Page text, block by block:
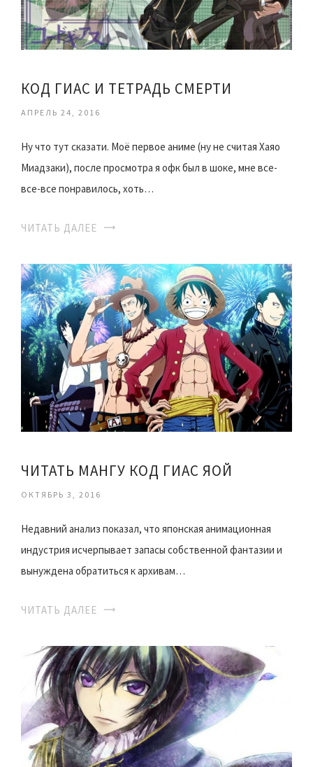
КОД ГИАС И ТЕТРАДЬ СМЕРТИ
АПРЕЛЬ 24, 2016
Ну что тут сказати. Моё первое аниме (ну не считая Хаяо
Миадзаки), после просмотра я офк был в шоке, мне все-
все-все понравилось, хоть…
ЧИТАТЬ ДАЛЕЕ
ЧИТАТЬ МАНГУ КОД ГИАС ЯОЙ
ОКТЯБРЬ 3, 2016
Недавний анализ показал, что японская анимационная
индустрия исчерпывает запасы собственной фантазии и
вынуждена обратиться к архивам…
ЧИТАТЬ ДАЛЕЕ